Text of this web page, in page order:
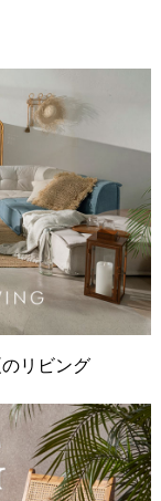
リビング